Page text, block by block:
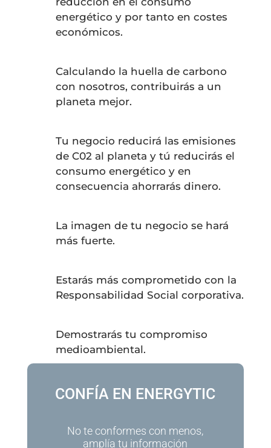
energético y por tanto en costes
económicos.
Calculando la huella de carbono
con nosotros, contribuirás a un
planeta mejor.
Tu negocio reducirá las emisiones
de C02 al planeta y tú reducirás el
consumo energético y en
consecuencia ahorrarás dinero.
La imagen de tu negocio se hará
más fuerte.
Estarás más comprometido con la
Responsabilidad Social corporativa.
Demostrarás tu compromiso
medioambiental.
CONFÍA EN ENERGYTIC
No te conformes con menos,
amplía tu información